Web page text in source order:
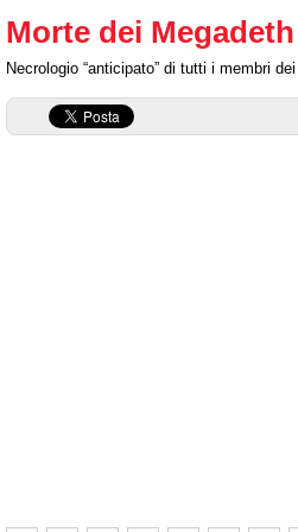
Morte dei Megadeth
Necrologio “anticipato” di tutti i membri